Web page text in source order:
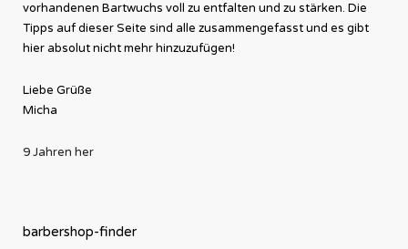
vorhandenen Bartwuchs voll zu entfalten und zu stärken. Die
Tipps auf dieser Seite sind alle zusammengefasst und es gibt
hier absolut nicht mehr hinzuzufügen!
Liebe Grüße
Micha
9 Jahren her
barbershop-finder